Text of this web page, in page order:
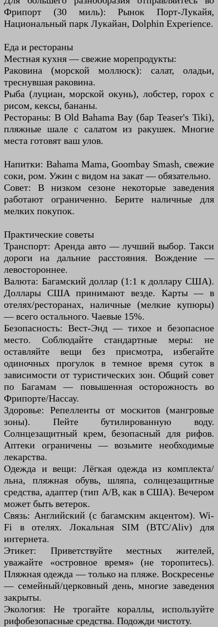
Фрипорт (30 миль): Рынок Порт-Лукайя,
Национальный парк Лукайан, Dolphin Experience.
Еда и рестораны
Местная кухня — свежие морепродукты:
Раковина (морской моллюск): салат, оладьи,
треснувшая раковина.
Рыба (луциан, морской окунь), лобстер, горох с
рисом, кексы, бананы.
Рестораны: В Old Bahama Bay (бар Teaser's Tiki),
пляжные шале с салатом из ракушек. Многие
места готовят ваш улов.
Напитки: Bahama Mama, Goombay Smash, свежие
соки, ром. Ужин с видом на закат — обязательно.
Совет: В низком сезоне некоторые заведения
работают ограниченно. Берите наличные для
мелких покупок.
Практические советы
Транспорт: Аренда авто — лучший выбор. Такси
дороги на дальние расстояния. Вождение —
левостороннее.
Валюта: Багамский доллар (1:1 к доллару США).
Доллары США принимают везде. Карты — в
отелях/ресторанах, наличные (мелкие купюры)
— всего остального. Чаевые 15%.
Безопасность: Вест-Энд — тихое и безопасное
место. Соблюдайте стандартные меры: не
оставляйте вещи без присмотра, избегайте
одиночных прогулок в темное время суток в
зависимости от туристических зон. Общий совет
по Багамам — повышенная осторожность во
Фрипорте/Нассау.
Здоровье: Репелленты от москитов (мангровые
зоны). Пейте бутилированную воду.
Солнцезащитный крем, безопасный для рифов.
Аптеки ограничены — возьмите необходимые
лекарства.
Одежда и вещи: Лёгкая одежда из комплекта/
льна, пляжная обувь, шляпа, солнцезащитные
средства, адаптер (тип A/B, как в США). Вечером
может быть ветерок.
Связь: Английский (с багамским акцентом). Wi-
Fi в отелях. Локальная SIM (BTC/Aliv) для
интернета.
Этикет: Приветствуйте местных жителей,
уважайте «островное время» (не торопитесь).
Пляжная одежда — только на пляже. Воскресенье
— семейный/церковный день, многие заведения
закрыты.
Экология: Не трогайте кораллы, используйте
рифобезопасные средства. Подожди чистоту.